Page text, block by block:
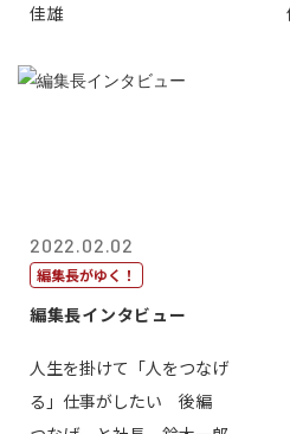
佳雄
2022.02.02
編集長がゆく！
編集長インタビュー
人生を掛けて「人をつなげ
る」仕事がしたい 後編